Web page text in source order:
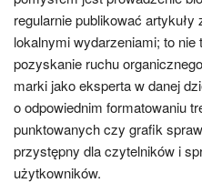
regularnie publikować
lokalnymi wydarzeniami; to
pozyskanie ruchu
marki jako eksperta w danej
o odpowiednim formatowaniu
punktowanych czy grafik
przystępny dla czytelników i
użytkowników.